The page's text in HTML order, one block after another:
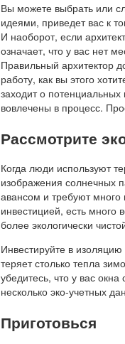
Вы можете выбрать или
идеями, приведет вас к
И наоборот, если
означает, что у вас нет
Правильный архитектор
работу, как вы этого
заходит о
вовлечены в процесс.
Рассмотрите
Когда люди используют
изображения солнечных
авансом и требуют много
инвестицией, есть много
более экологически
Инвестируйте в
теряет столько тепла
убедитесь, что у вас
несколько эко-учетных
Приготовься